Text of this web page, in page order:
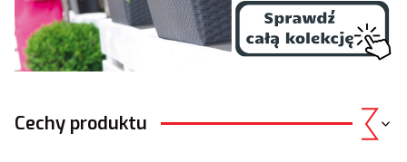
Cechy produktu